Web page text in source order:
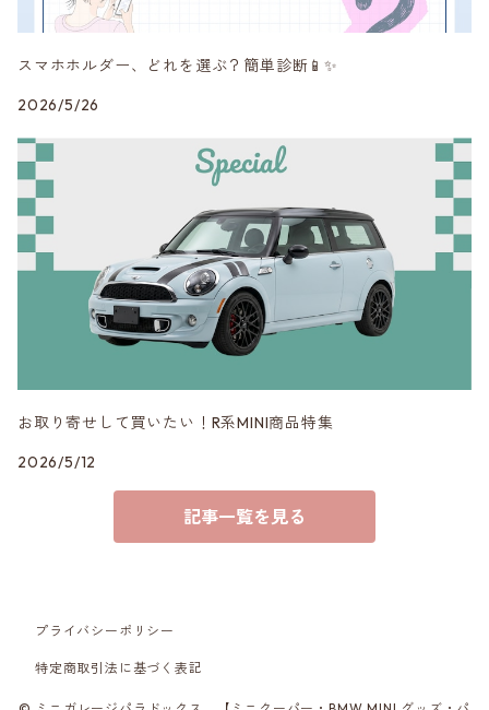
RAYS
Studie AG
3DDesign
スマホホルダー、どれを選ぶ？簡単診断📱✨
2026/5/26
お取り寄せして買いたい！R系MINI商品特集
2026/5/12
記事一覧を見る
プライバシーポリシー
特定商取引法に基づく表記